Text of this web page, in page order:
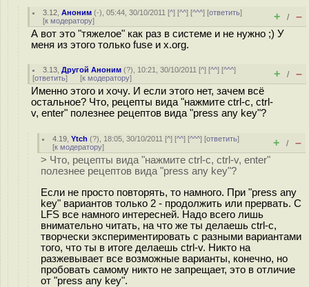
3.12 ,Аноним (-), 05:44, 30/10/2011 [^] [^^] [^^^] [ответить]
[к модератору] + / –
А вот это "тяжелое" как раз в системе и не нужно ;) У
меня из этого только fuse и x.org.
3.13 ,Другой Аноним (?), 10:21, 30/10/2011 [^] [^^] [^^^]
[ответить] [к модератору] + / –
Именно этого и хочу. И если этого нет, зачем всё
остальное? Что, рецепты вида "нажмите ctrl-c, ctrl-
v, enter" полезнее рецептов вида "press any key"?
4.19 ,Ytch (?), 18:05, 30/10/2011 [^] [^^] [^^^] [ответить]
[к модератору] + / –
> Что, рецепты вида "нажмите ctrl-c, ctrl-v, enter"
полезнее рецептов вида "press any key"?
Если не просто повторять, то намного. При "press any
key" вариантов только 2 - продолжить или прервать. С
LFS все намного интересней. Надо всего лишь
внимательно читать, на что же ты делаешь ctrl-c,
творчески экспериментировать с разными вариантами
того, что ты в итоге делаешь ctrl-v. Никто на
разжевывает все возможные варианты, конечно, но
пробовать самому никто не запрещает, это в отличие
от "press any key".